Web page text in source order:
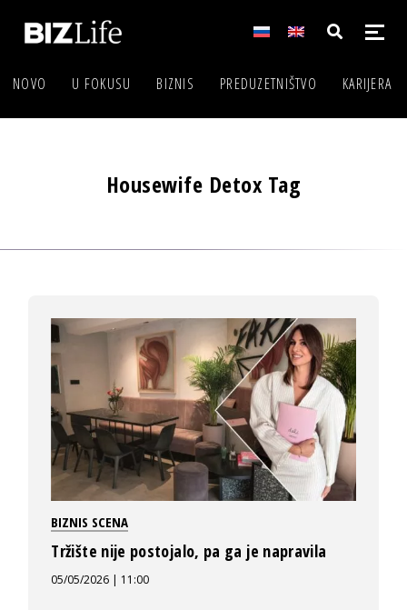
NOVO U FOKUSU BIZNIS PREDUZETNIŠTVO KARIJERA
Housewife Detox Tag
BIZNIS SCENA
Tržište nije postojalo, pa ga je napravila
05/05/2026 | 11:00